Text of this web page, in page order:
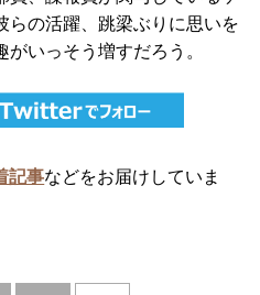
らの活躍、跳梁ぶりに思いを
がいっそう増すだろう。
記事などをお届けしていま